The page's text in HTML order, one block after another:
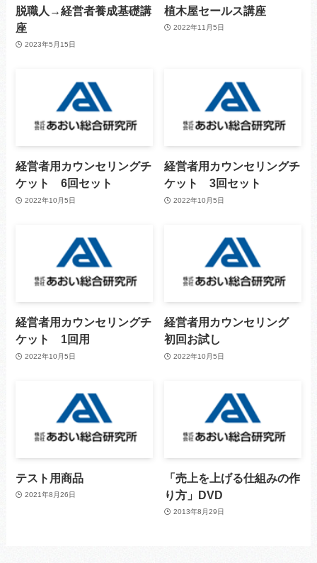
脱職人→経営者養成基礎講
座
2023年5月15日
植木屋セールス講座
2022年11月5日
経営者用カウンセリングチ
ケット 6回セット
2022年10月5日
経営者用カウンセリングチ
ケット 3回セット
2022年10月5日
経営者用カウンセリングチ
ケット 1回用
2022年10月5日
経営者用カウンセリング
初回お試し
2022年10月5日
テスト用商品
2021年8月26日
「売上を上げる仕組みの作
り方」DVD
2013年8月29日